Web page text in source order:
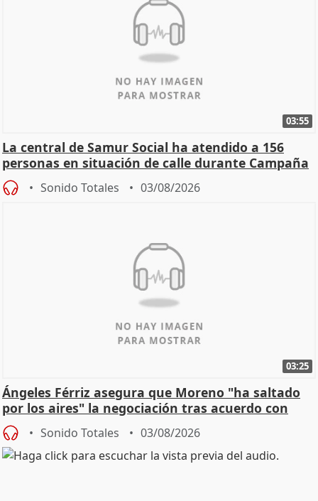
03:55
La central de Samur Social ha atendido a 156
personas en situación de calle durante Campaña
de Calor
Sonido Totales 03/08/2026
03:25
Ángeles Férriz asegura que Moreno "ha saltado
por los aires" la negociación tras acuerdo con
SMA
Sonido Totales 03/08/2026